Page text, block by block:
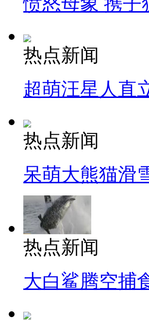
热点新闻
超萌汪星人直
热点新闻
呆萌大熊猫滑
热点新闻
大白鲨腾空捕